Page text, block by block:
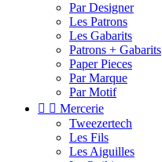
Par Designer
Les Patrons
Les Gabarits
Patrons + Gabarits
Paper Pieces
Par Marque
Par Motif
  Mercerie
Tweezertech
Les Fils
Les Aiguilles